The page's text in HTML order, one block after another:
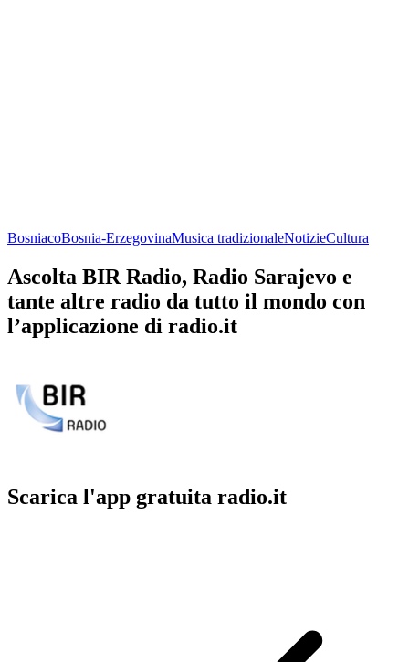
BosniacoBosnia-ErzegovinaMusica tradizionaleNotizieCultura
Ascolta BIR Radio, Radio Sarajevo e
tante altre radio da tutto il mondo con
l’applicazione di radio.it
Scarica l'app gratuita radio.it